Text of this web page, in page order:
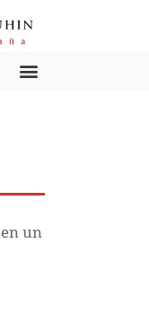
un